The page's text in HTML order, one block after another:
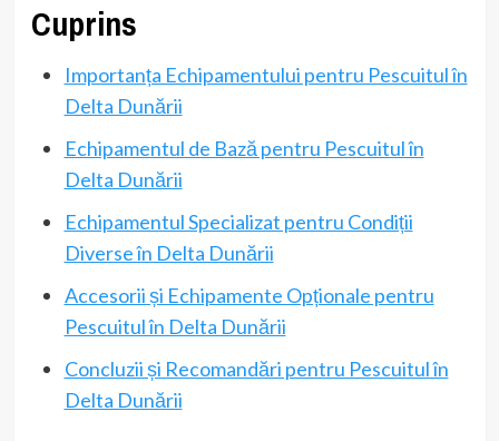
Cuprins
Importanța Echipamentului pentru Pescuitul în
Delta Dunării
Echipamentul de Bază pentru Pescuitul în
Delta Dunării
Echipamentul Specializat pentru Condiții
Diverse în Delta Dunării
Accesorii și Echipamente Opționale pentru
Pescuitul în Delta Dunării
Concluzii și Recomandări pentru Pescuitul în
Delta Dunării